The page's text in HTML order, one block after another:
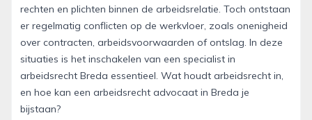
rechten en plichten binnen de arbeidsrelatie. Toch ontstaan
er regelmatig conflicten op de werkvloer, zoals onenigheid
over contracten, arbeidsvoorwaarden of ontslag. In deze
situaties is het inschakelen van een specialist in
arbeidsrecht Breda essentieel. Wat houdt arbeidsrecht in,
en hoe kan een arbeidsrecht advocaat in Breda je
bijstaan?